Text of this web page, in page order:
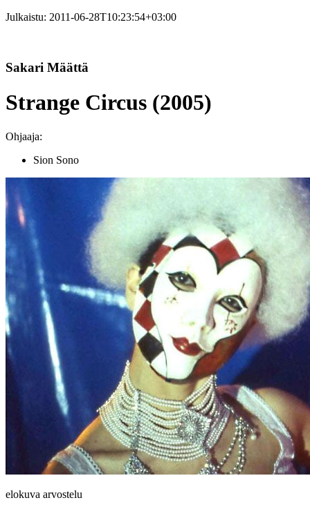
Julkaistu: 2011-06-28T10:23:54+03:00
Sakari Määttä
Strange Circus (2005)
Ohjaaja:
Sion Sono
elokuva arvostelu